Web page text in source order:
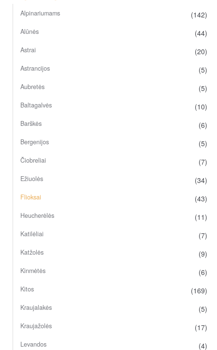
on
Alpinariumams (142)
Alūnės (44)
Astrai (20)
Astrancijos (5)
Aubretės (5)
Baltagalvės (10)
Barškės (6)
Bergenijos (5)
Čiobreliai (7)
Ežiuolės (34)
Flioksai (43)
Heucherėlės (11)
Katilėliai (7)
Katžolės (9)
Kinmėtės (6)
Kitos (169)
Kraujalakės (5)
Kraujažolės (17)
Levandos (4)